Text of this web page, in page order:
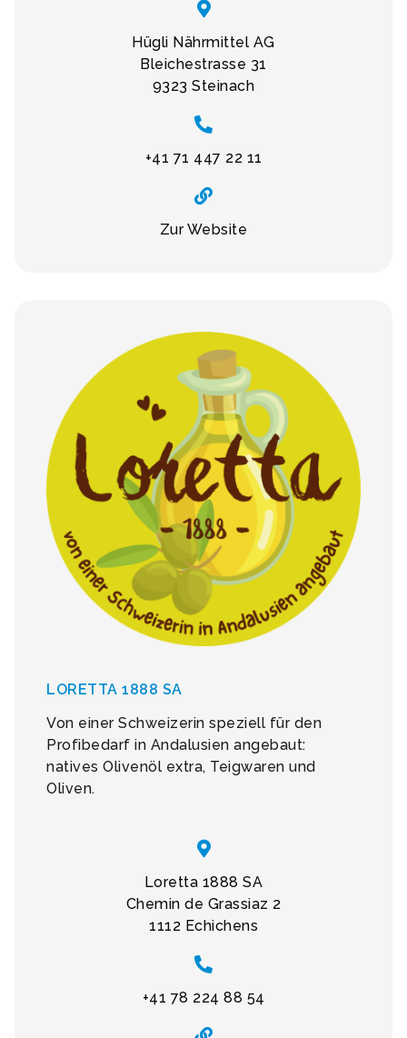
Hügli Nährmittel AG
Bleichestrasse 31
9323 Steinach
+41 71 447 22 11
Zur Website
LORETTA 1888 SA
Von einer Schweizerin speziell für den
Profibedarf in Andalusien angebaut:
natives Olivenöl extra, Teigwaren und
Oliven.
Loretta 1888 SA
Chemin de Grassiaz 2
1112 Echichens
+41 78 224 88 54